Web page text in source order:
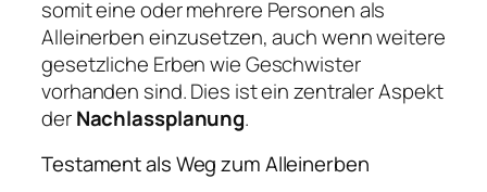
somit eine oder mehrere Personen als
Alleinerben einzusetzen, auch wenn weitere
gesetzliche Erben wie Geschwister
vorhanden sind. Dies ist ein zentraler Aspekt
derNachlassplanung.
Testament als Weg zum Alleinerben